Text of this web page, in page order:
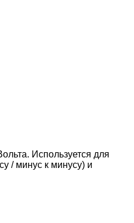
Используется для
/ минус к минусу) и